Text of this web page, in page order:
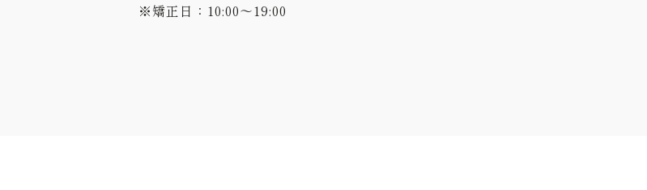
※矯正日：10:00～19:00